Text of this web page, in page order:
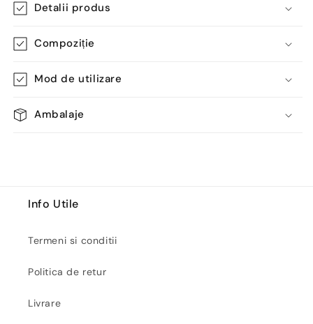
Detalii produs
Compoziție
Mod de utilizare
Ambalaje
Info Utile
Termeni si conditii
Politica de retur
Livrare